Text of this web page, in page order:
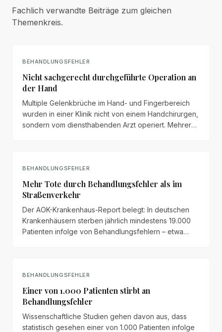
Fachlich verwandte Beiträge zum gleichen
Themenkreis.
BEHANDLUNGSFEHLER
Nicht sachgerecht durchgeführte Operation an
der Hand
Multiple Gelenkbrüche im Hand- und Fingerbereich
wurden in einer Klinik nicht von einem Handchirurgen,
sondern vom diensthabenden Arzt operiert. Mehrere
BEHANDLUNGSFEHLER
Mehr Tote durch Behandlungsfehler als im
Straßenverkehr
Der AOK-Krankenhaus-Report belegt: In deutschen
Krankenhäusern sterben jährlich mindestens 19.000
Patienten infolge von Behandlungsfehlern – etwa
BEHANDLUNGSFEHLER
Einer von 1.000 Patienten stirbt an
Behandlungsfehler
Wissenschaftliche Studien gehen davon aus, dass
statistisch gesehen einer von 1.000 Patienten infolge